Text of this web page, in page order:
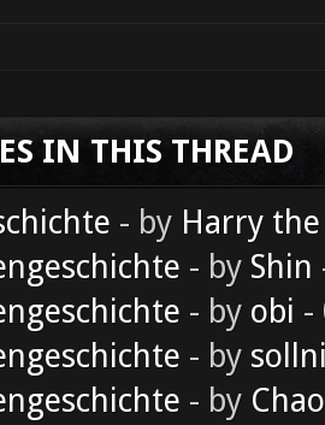
IN THIS THREAD
- by Harry
- by Shin
- by obi -
- by
- by